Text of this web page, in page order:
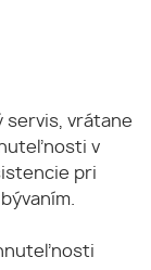
servis, vrátane
v
pri